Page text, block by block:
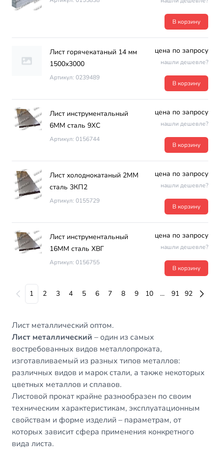
В корзину
Лист горячекатаный 14 мм
1500х3000
Артикул: 0239489
цена по запросу
нашли дешевле?
В корзину
Лист инструментальный
6ММ сталь 9ХС
Артикул: 0156744
цена по запросу
нашли дешевле?
В корзину
Лист холоднокатаный 2ММ
сталь 3КП2
Артикул: 0155729
цена по запросу
нашли дешевле?
В корзину
Лист инструментальный
16ММ сталь ХВГ
Артикул: 0156755
цена по запросу
нашли дешевле?
В корзину
1 2 3 4 5 6 7 8 9 10 ... 91 92
Лист металлический оптом.
Лист металлический – один из самых
востребованных видов металлопроката,
изготавливаемый из разных типов металлов:
различных видов и марок стали, а также некоторых
цветных металлов и сплавов.
Листовой прокат крайне разнообразен по своим
техническим характеристикам, эксплуатационным
свойствам и форме изделий – параметрам, от
которых зависит сфера применения конкретного
вида листа.